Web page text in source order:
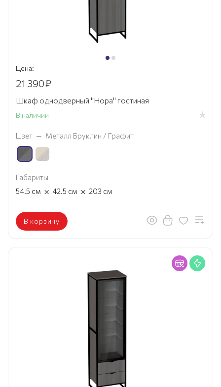
Цена:
21 390₽
Шкаф однодверный "Нора" гостиная
В наличии
Цвет — Металл Бруклин / Графит
Габариты
54.5 см × 42.5 см × 203 см
В корзину